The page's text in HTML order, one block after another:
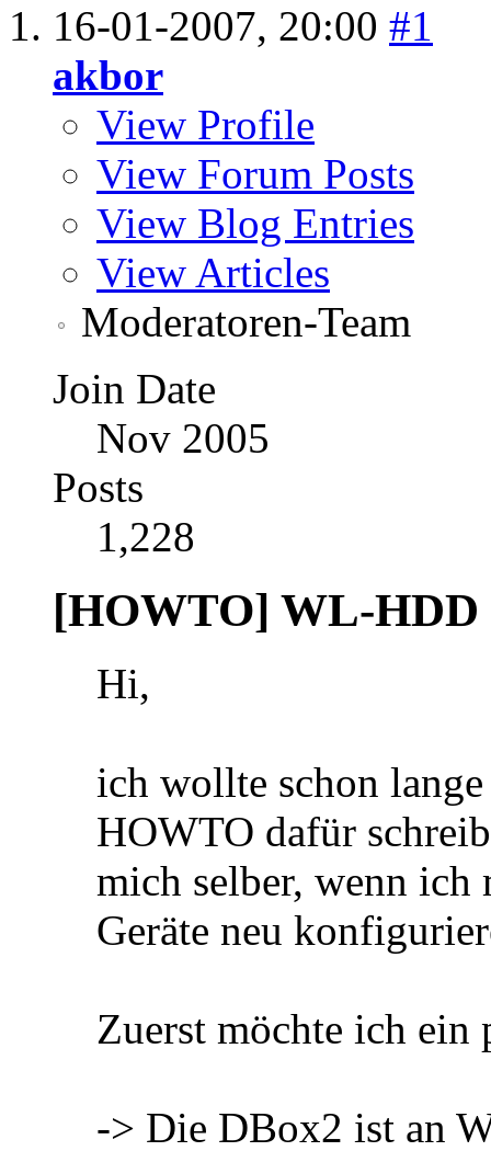
16-01-2007, 20:00 #1
akbor
View Profile
View Forum Posts
View Blog Entries
View Articles
Moderatoren-Team
Join Date
Nov 2005
Posts
1,228
[HOWTO] WL-HDD
Hi,
ich wollte schon
HOWTO dafür
mich selber, wenn ich
Geräte neu
Zuerst möchte ich ein
-> Die DBox2 ist an